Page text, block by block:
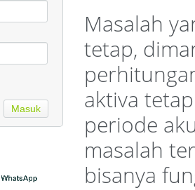
Masalah
tetap,
aktiva
periode
masalah
bisanya